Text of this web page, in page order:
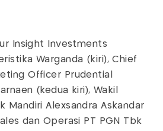
Insight Investments
Warganda (kiri), Chief
Officer Prudential
(kedua kiri), Wakil
Mandiri Alexsandra Askandar
dan Operasi PT PGN Tbk